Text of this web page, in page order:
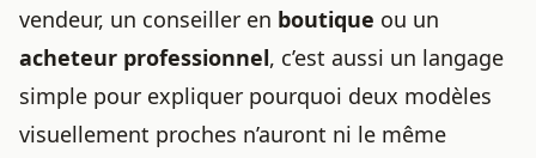
vendeur, un conseiller en boutique ou un
acheteur professionnel, c’est aussi un langage
simple pour expliquer pourquoi deux modèles
visuellement proches n’auront ni le même